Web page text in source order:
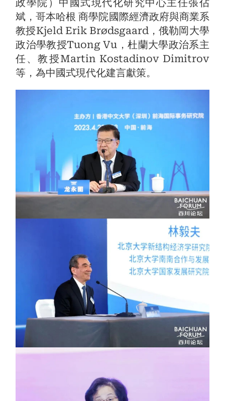
斌，哥本哈根 商學院國際經濟政府與商業系
教授Kjeld Erik Brødsgaard，俄勒岡大學
政治學教授Tuong Vu，杜蘭大學政治系主
任、教授Martin Kostadinov Dimitrov
等，為中國式現代化建言獻策。